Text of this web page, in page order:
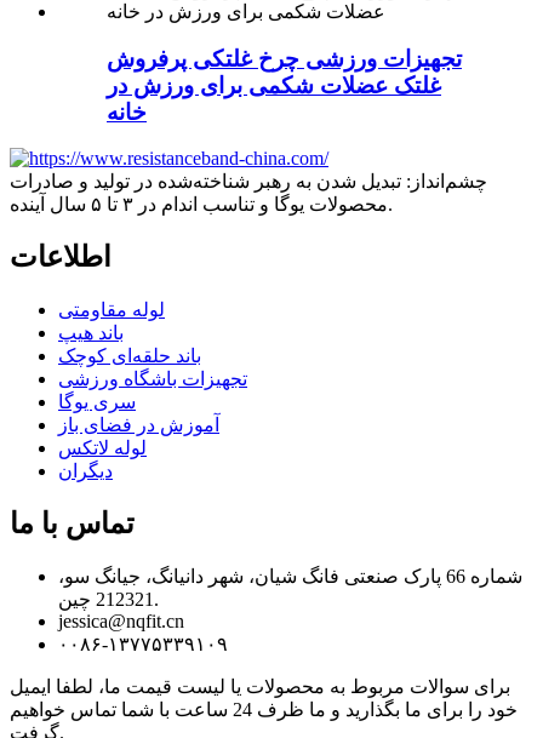
تجهیزات ورزشی چرخ غلتکی پرفروش
غلتک عضلات شکمی برای ورزش در
خانه
چشم‌انداز: تبدیل شدن به رهبر شناخته‌شده در تولید و صادرات
محصولات یوگا و تناسب اندام در ۳ تا ۵ سال آینده.
اطلاعات
لوله مقاومتی
باند هیپ
باند حلقه‌ای کوچک
تجهیزات باشگاه ورزشی
سری یوگا
آموزش در فضای باز
لوله لاتکس
دیگران
تماس با ما
شماره 66 پارک صنعتی فانگ شیان، شهر دانیانگ، جیانگ سو،
212321 چین.
jessica@nqfit.cn
۰۰۸۶-۱۳۷۷۵۳۳۹۱۰۹
برای سوالات مربوط به محصولات یا لیست قیمت ما، لطفا ایمیل
خود را برای ما بگذارید و ما ظرف 24 ساعت با شما تماس خواهیم
گرفت.